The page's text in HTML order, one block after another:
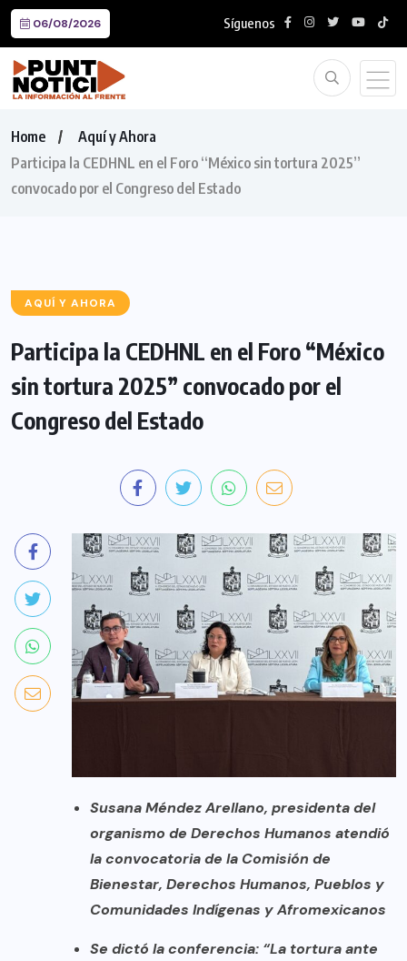
06/08/2026 Síguenos
Home
Aquí y Ahora
Participa la CEDHNL en el Foro “México sin tortura 2025”
convocado por el Congreso del Estado
AQUÍ Y AHORA
Participa la CEDHNL en el Foro “México
sin tortura 2025” convocado por el
Congreso del Estado
Susana Méndez Arellano, presidenta del
organismo de Derechos Humanos atendió
la convocatoria de la Comisión de
Bienestar, Derechos Humanos, Pueblos y
Comunidades Indígenas y Afromexicanos
Se dictó la conferencia: “La tortura ante